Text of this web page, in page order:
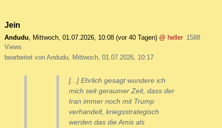
Jein
Andudu, Mittwoch, 01.07.2026, 10:08 (vor 40 Tagen) @ heller 1588
Views
bearbeitet von Andudu, Mittwoch, 01.07.2026, 10:17
[...] Ehrlich gesagt wundere ich
mich seit geraumer Zeit, dass der
Iran immer noch mit Trump
verhandelt, kriegsstrategisch
werden das die Amis als